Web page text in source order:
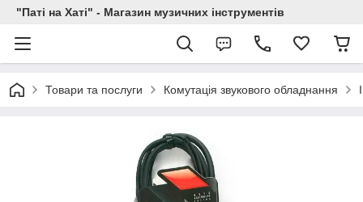
"Паті на Хаті" - Магазин музичних інструментів
Товари та послуги Комутація звукового обладнання